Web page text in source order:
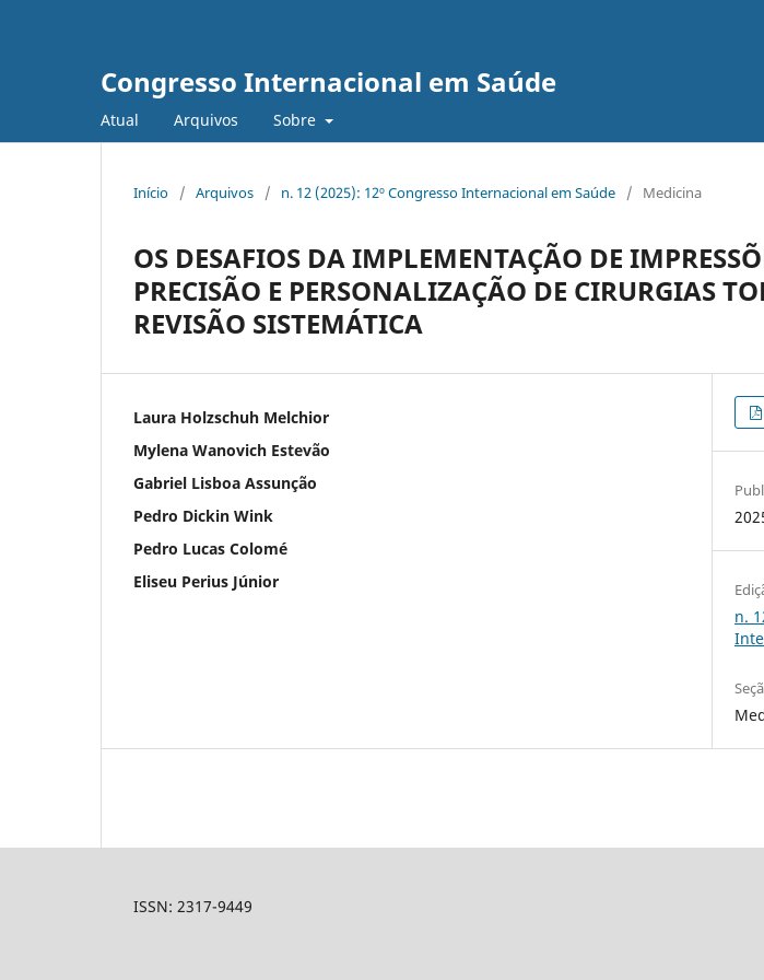
Congresso Internacional em Saúde
Atual Arquivos Sobre
Início / Arquivos / n. 12 (2025): 12º Congresso Internacional em Saúde / Medicina
OS DESAFIOS DA IMPLEMENTAÇÃO DE
PRECISÃO E PERSONALIZAÇÃO DE CIRURGIAS
REVISÃO SISTEMÁTICA
Laura Holzschuh Melchior
Mylena Wanovich Estevão
Gabriel Lisboa Assunção
Pedro Dickin Wink
Pedro Lucas Colomé
Eliseu Perius Júnior
n.
ISSN: 2317-9449